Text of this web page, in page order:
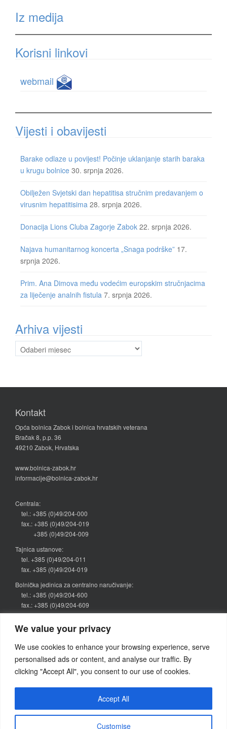
We value your privacy
We use cookies to enhance your browsing experience, serve
personalised ads or content, and analyse our traffic. By
clicking "Accept All", you consent to our use of cookies.
Customise
Accept All
Iz medija
Korisni linkovi
webmail
Vijesti i obavijesti
Barake odlaze u povijest! Počinje uklanjanje starih baraka
u krugu bolnice 30. srpnja 2026.
Obilježen Svjetski dan hepatitisa stručnim predavanjem o
virusnim hepatitisima 28. srpnja 2026.
Donacija Lions Cluba Zagorje Zabok 22. srpnja 2026.
Najava humanitarnog koncerta „Snaga podrške” 17.
srpnja 2026.
Prim. Ana Dimova među vodećim europskim stručnjacima
za liječenje analnih fistula 7. srpnja 2026.
Arhiva vijesti
Arhiva
vijesti
Kontakt
Opća bolnica Zabok i bolnica hrvatskih veterana
Bračak 8, p.p. 36
49210 Zabok, Hrvatska
www.bolnica-zabok.hr
informacije@bolnica-zabok.hr
Centrala:
tel.: +385 (0)49/204-000
fax.: +385 (0)49/204-019
+385 (0)49/204-009
Tajnica ustanove:
tel. +385 (0)49/204-011
fax. +385 (0)49/204-019
Bolnička jedinica za centralno naručivanje:
tel.: +385 (0)49/204-600
fax.: +385 (0)49/204-609
narucivanje@bolnica-zabok.hr
Kategorije vijesti
Objava(64)
Pretraživanje
for: